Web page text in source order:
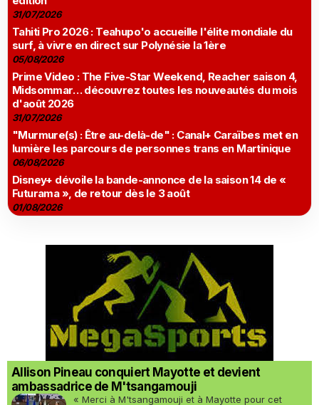
31/07/2026
Tahiti Pro 2026 : Teahupo'o accueille l'élite mondiale du
surf, à vivre en direct sur Polynésie la 1ère
05/08/2026
Prime Video : The Five-Star Weekend, Reacher saison 4,
Midsommar… découvrez toutes les nouveautés du mois
d'août 2026
31/07/2026
"Murmure(s) : Être au-delà-de" : Canal+ Caraïbes met en
lumière les parcours de personnes trans en Martinique
06/08/2026
Disney+ dévoile la bande-annonce de la saison 14 de «
Futurama », de retour dès le 3 août
01/08/2026
Allison Pineau conquiert Mayotte et devient
ambassadrice de M'tsangamouji
« Merci à M'tsangamouji et à Mayotte pour cet